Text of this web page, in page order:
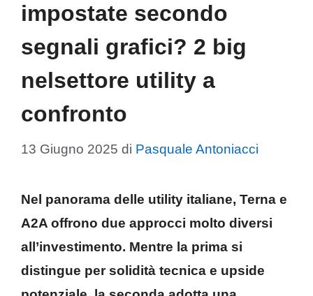
impostate secondo
segnali grafici? 2 big
nelsettore utility a
confronto
13 Giugno 2025 di Pasquale Antoniacci
Nel panorama delle utility italiane, Terna e
A2A offrono due approcci molto diversi
all’investimento. Mentre la prima si
distingue per solidità tecnica e upside